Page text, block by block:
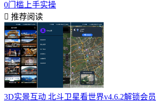
0门槛上手实操
推荐阅读
3D实景互动 北斗卫星看世界v4.6.2解锁会员